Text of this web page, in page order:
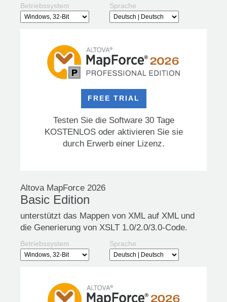
Betriebssystem Sprache
FREE TRIAL
Testen Sie die Software 30 Tage
KOSTENLOS oder aktivieren Sie sie
durch Erwerb einer Lizenz.
Altova MapForce 2026
Basic Edition
unterstützt das Mappen von XML auf XML und
die Generierung von XSLT 1.0/2.0/3.0-Code.
Betriebssystem Sprache